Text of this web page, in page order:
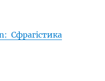
Сфрагістика